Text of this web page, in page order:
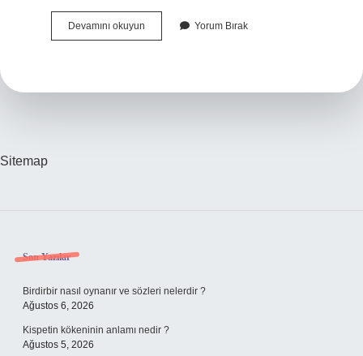
Devamını okuyun
Tüpü
Yorum Bırak
Sitemap
Sidebar
Son Yazılar
Birdirbir nasıl oynanır ve sözleri nelerdir ?
Ağustos 6, 2026
Kispetin kökeninin anlamı nedir ?
Ağustos 5, 2026